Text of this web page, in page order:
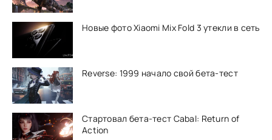
Новые фото Xiaomi Mix Fold 3 утекли в сеть
Reverse: 1999 начало свой бета-тест
Стартовал бета-тест Cabal: Return of
Action